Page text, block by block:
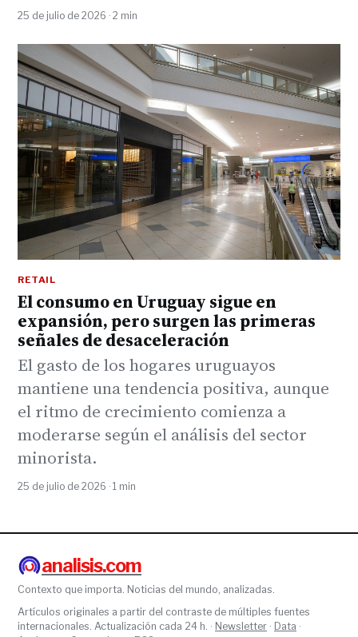
25 de julio de 2026 · 2 min
RETAIL
El consumo en Uruguay sigue en
expansión, pero surgen las primeras
señales de desaceleración
El gasto de los hogares uruguayos
mantiene una tendencia positiva, aunque
el ritmo de crecimiento comienza a
moderarse según el análisis del sector
minorista.
25 de julio de 2026 · 1 min
analisis.com
Contexto que importa. Noticias del mundo, analizadas.
Artículos originales a partir del contraste de múltiples fuentes
internacionales. Actualización cada 24 h. · Newsletter · Data ·